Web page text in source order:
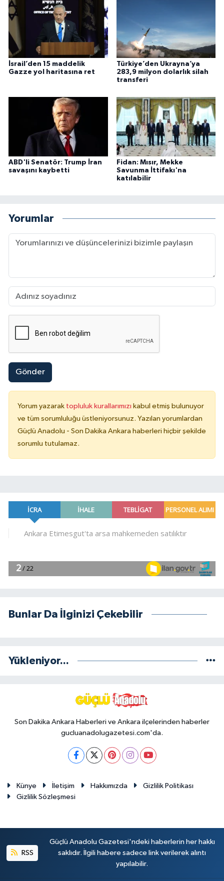
İsrail’den 15 maddelik
Gazze yol haritasına ret
Türkiye’den Ukrayna’ya
283,9 milyon dolarlık silah
transferi
ABD'li Senatör: Trump İran
savaşını kaybetti
Fidan: Mısır, Mekke
Savunma İttifakı'na
katılabilir
Yorumlar
Gönder
Yorum yazarak topluluk kurallarımızı kabul etmiş bulunuyor
ve tüm sorumluluğu üstleniyorsunuz. Yazılan yorumlardan
Güçlü Anadolu - Son Dakika Ankara haberleri hiçbir şekilde
sorumlu tutulamaz.
Bunlar Da İlginizi Çekebilir
Yükleniyor...
Son Dakika Ankara Haberleri ve Ankara ilçelerinden haberler
gucluanadolugazetesi.com'da.
Künye İletişim Hakkımızda
Gizlilik Politikası
Gizlilik Sözleşmesi
RSS
Güçlü Anadolu Gazetesi'ndeki haberlerin her hakkı
saklıdır. İlgili habere sadece link verilerek alıntı
yapılabilir.